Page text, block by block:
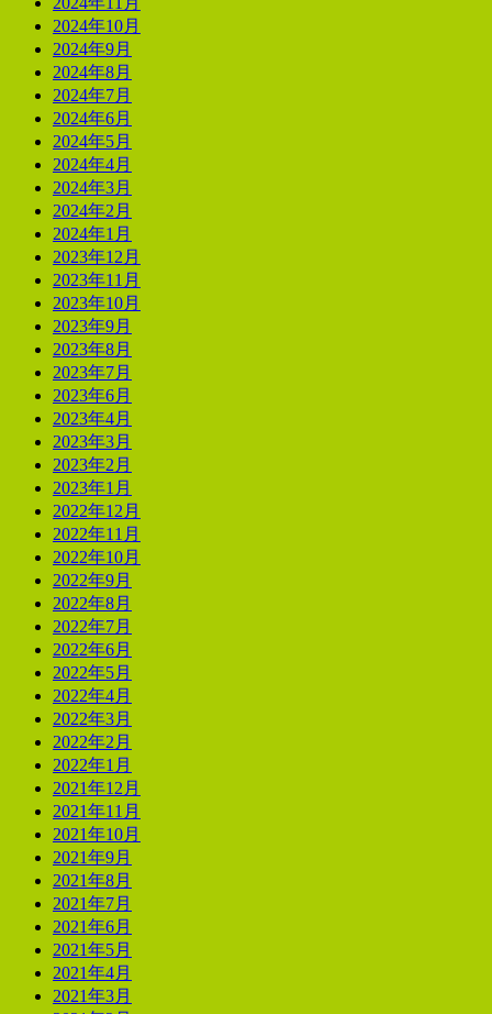
2024年10月
2024年9月
2024年8月
2024年7月
2024年6月
2024年5月
2024年4月
2024年3月
2024年2月
2024年1月
2023年12月
2023年11月
2023年10月
2023年9月
2023年8月
2023年7月
2023年6月
2023年4月
2023年3月
2023年2月
2023年1月
2022年12月
2022年11月
2022年10月
2022年9月
2022年8月
2022年7月
2022年6月
2022年5月
2022年4月
2022年3月
2022年2月
2022年1月
2021年12月
2021年11月
2021年10月
2021年9月
2021年8月
2021年7月
2021年6月
2021年5月
2021年4月
2021年3月